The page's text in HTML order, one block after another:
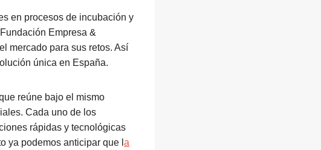
en procesos de incubación y
Empresa &
mercado para sus retos. Así
única en España.
reúne bajo el mismo
Cada uno de los
rápidas y tecnológicas
ya podemos anticipar que l a